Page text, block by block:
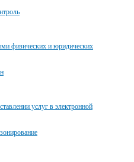
физических и юридических
услуг в электронной